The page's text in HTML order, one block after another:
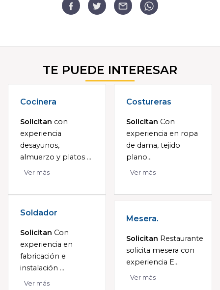
TE PUEDE INTERESAR
Cocinera
Solicitan con
experiencia
desayunos,
almuerzo y platos ...
Ver más
Costureras
Solicitan Con
experiencia en ropa
de dama, tejido
plano...
Ver más
Soldador
Solicitan Con
experiencia en
fabricación e
instalación ...
Ver más
Mesera.
Solicitan Restaurante
solicita mesera con
experiencia E...
Ver más